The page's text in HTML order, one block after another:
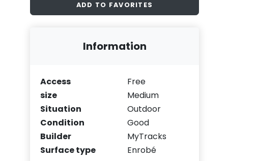
ADD TO FAVORITES
Information
Access
Free
size
Medium
Situation
Outdoor
Condition
Good
Builder
MyTracks
Surface type
Enrobé